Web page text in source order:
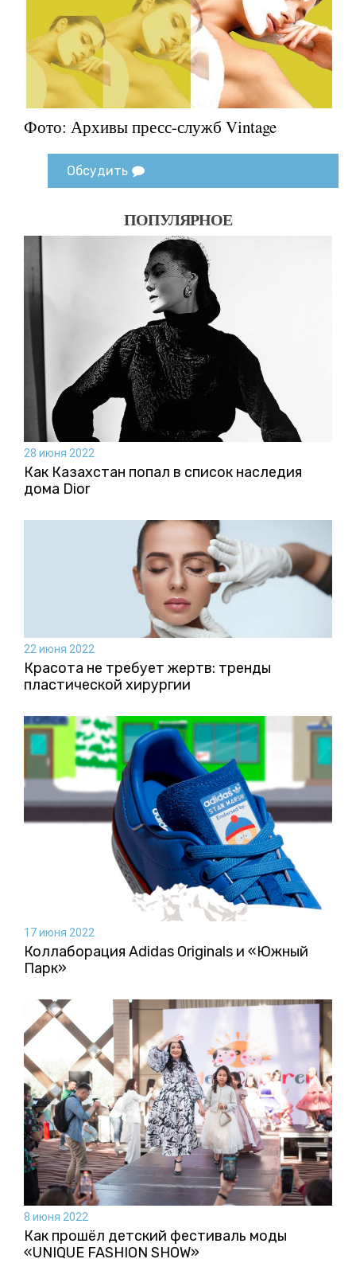
Фото: Архивы пресс-служб Vintage
Обсудить
ПОПУЛЯРНОЕ
28 июня 2022
Как Казахстан попал в список наследия
дома Dior
22 июня 2022
Красота не требует жертв: тренды
пластической хирургии
17 июня 2022
Коллаборация Аdidas Originals и «Южный
Парк»
8 июня 2022
Как прошёл детский фестиваль моды
«UNIQUE FASHION SHOW»